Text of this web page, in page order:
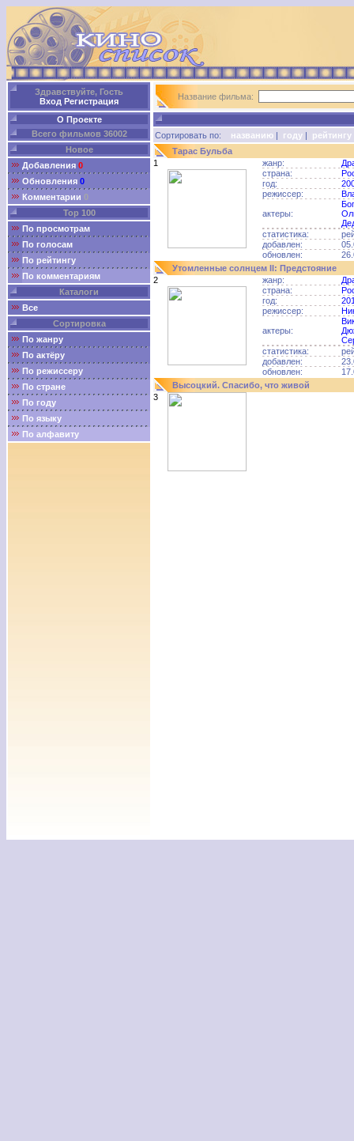
Здравствуйте, Гость
Вход Регистрация
О Проекте
Всего фильмов 36002
Новое
Добавления 0
Обновления 0
Комментарии 0
Top 100
По просмотрам
По голосам
По рейтингу
По комментариям
Каталоги
Все
Сортировка
По жанру
По актёру
По режиссеру
По стране
По году
По языку
По алфавиту
Название фильма:
Сортировать по: названию | году | рейтингу
Тарас Бульба
1
жанр:
страна:
год:
режиссер:
актеры:
статистика:
добавлен:
обновлен:
Утомленные солнцем II: Предстояние
2
жанр:
страна:
год:
режиссер:
актеры:
статистика:
добавлен:
обновлен:
Высоцкий. Спасибо, что живой
3